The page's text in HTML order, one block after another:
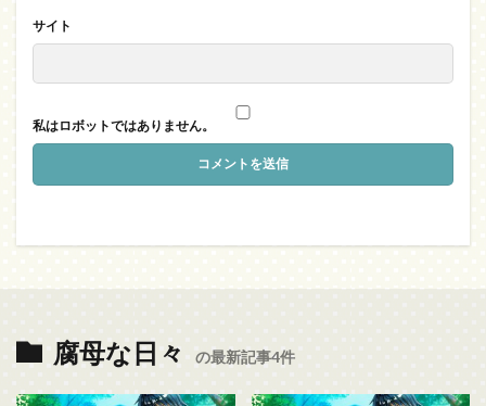
サイト
私はロボットではありません。
腐母な日々 の最新記事4件